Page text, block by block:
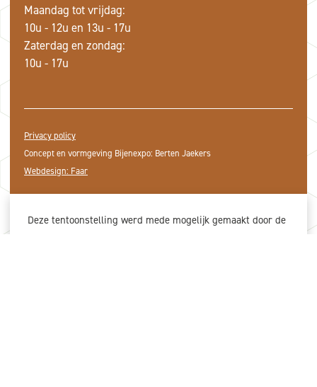
Maandag tot vrijdag:
10u - 12u en 13u - 17u
Zaterdag en zondag:
10u - 17u
Privacy policy
Concept en vormgeving Bijenexpo: Berten Jaekers
Webdesign: Faar
Deze tentoonstelling werd mede mogelijk gemaakt door de